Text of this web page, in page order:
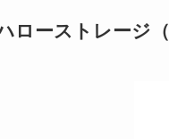
ハローストレージ